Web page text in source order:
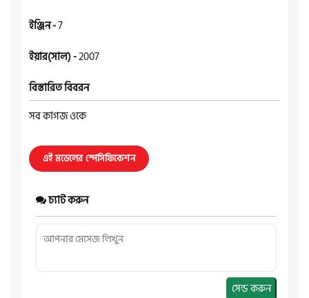
ইঞ্জিন -7
ইয়ার(সাল) -2007
বিস্তারিত বিবরন
সব কাগজ ওকে
এই মডেলের স্পেসিফিকেশন
চ্যাট করুন
সেন্ড করুন